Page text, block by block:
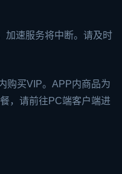
加速服务将中断。请及时
购买VIP。APP内商品为
，请前往PC端客户端进